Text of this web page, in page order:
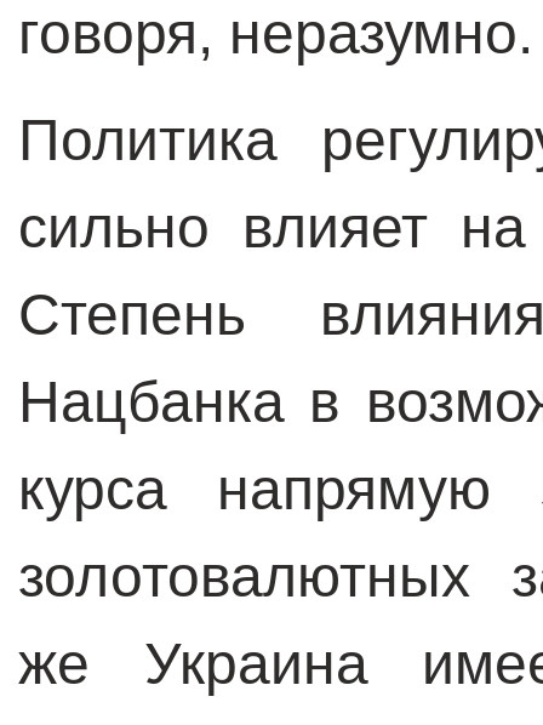
говоря, неразумно.
Политика
сильно влияет
Степень
Нацбанка в
курса напрямую
золотовалютных
же Украина